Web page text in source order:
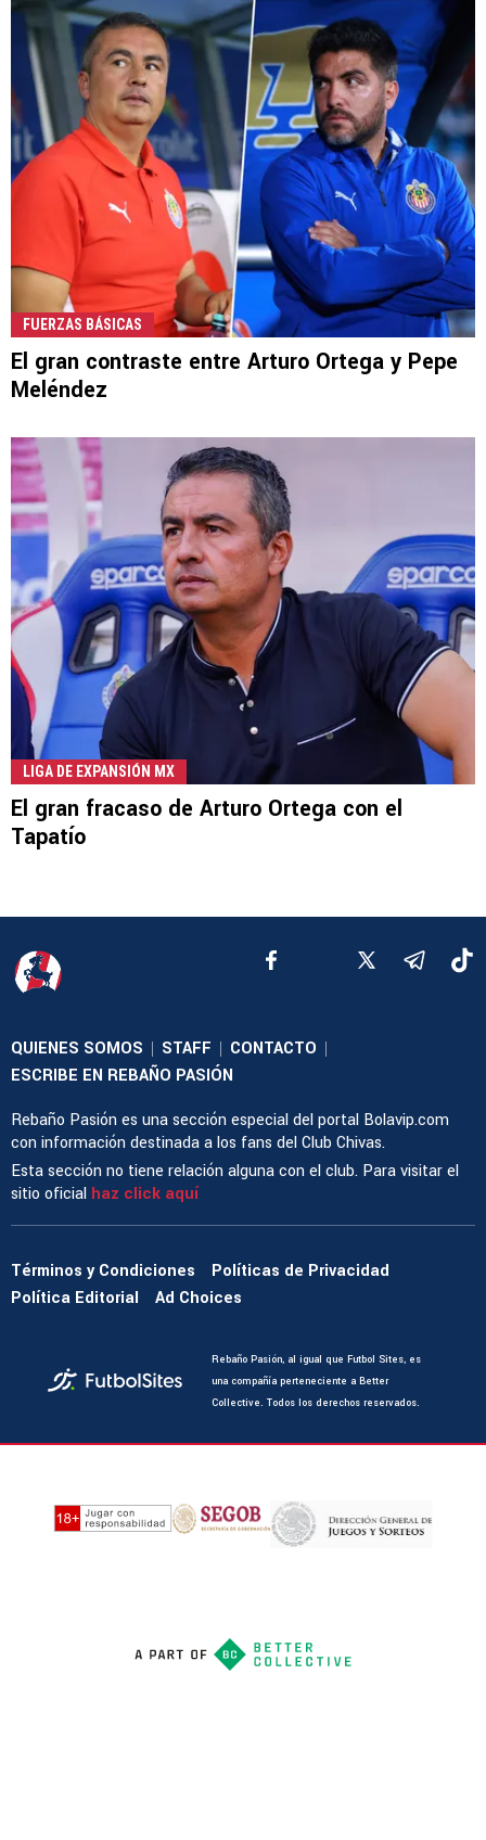
FUERZAS BÁSICAS
El gran contraste entre Arturo Ortega y Pepe
Meléndez
LIGA DE EXPANSIÓN MX
El gran fracaso de Arturo Ortega con el
Tapatío
QUIENES SOMOS | STAFF | CONTACTO |
ESCRIBE EN REBAÑO PASIÓN
Rebaño Pasión es una sección especial del portal Bolavip.com
con información destinada a los fans del Club Chivas.
Esta sección no tiene relación alguna con el club. Para visitar el
sitio oficial haz click aquí
Términos y Condiciones
Políticas de Privacidad
Política Editorial
Ad Choices
Rebaño Pasión, al igual que Futbol Sites, es
una compañía perteneciente a Better
Collective. Todos los derechos reservados.